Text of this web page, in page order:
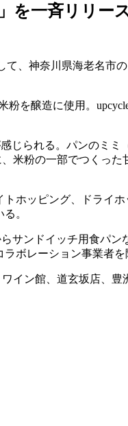
を一斉リリー
、神奈川県海老名市
を醸造に使用。
じられる。パンのミ
米粉の一部でつくっ
ホッピング、ドライ
。
サンドイッチ用食パ
ボレーション事業者を
イン館、道玄坂店、豊